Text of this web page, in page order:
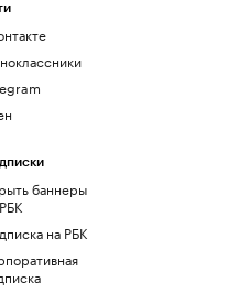
баннеры
на РБК